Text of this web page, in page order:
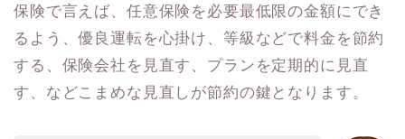
保険で言えば、任意保険を必要最低限の金額にでき
るよう、優良運転を心掛け、等級などで料金を節約
する、保険会社を見直す、プランを定期的に見直
す、などこまめな見直しが節約の鍵となります。